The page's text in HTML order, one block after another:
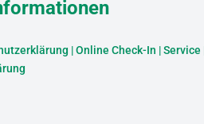
|Online Check-In |Service